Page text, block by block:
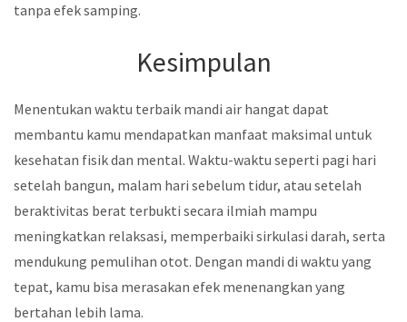
tanpa efek samping.
Kesimpulan
Menentukan waktu terbaik mandi air hangat dapat
membantu kamu mendapatkan manfaat maksimal untuk
kesehatan fisik dan mental. Waktu-waktu seperti pagi hari
setelah bangun, malam hari sebelum tidur, atau setelah
beraktivitas berat terbukti secara ilmiah mampu
meningkatkan relaksasi, memperbaiki sirkulasi darah, serta
mendukung pemulihan otot. Dengan mandi di waktu yang
tepat, kamu bisa merasakan efek menenangkan yang
bertahan lebih lama.